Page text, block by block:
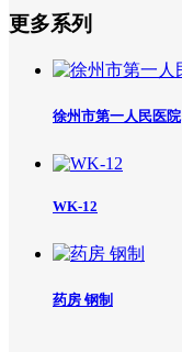
更多系列
徐州市第一人民医院
WK-12
药房 钢制